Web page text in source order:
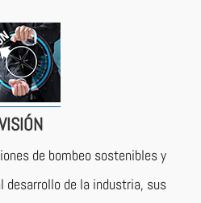
de bombeo sostenibles y
desarrollo de la industria, sus